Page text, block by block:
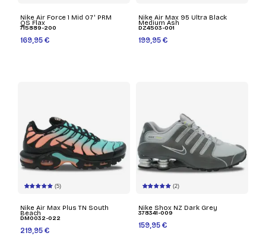
Nike Air Force 1 Mid 07' PRM
QS Flax
715889-200
169,95 €
Nike Air Max 95 Ultra Black
Medium Ash
DZ4503-001
199,95 €
(5)
Nike Air Max Plus TN South
Beach
DM0032-022
219,95 €
(2)
Nike Shox NZ Dark Grey
378341-009
159,95 €